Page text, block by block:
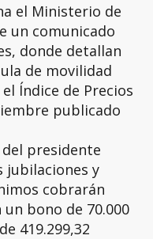
el Ministerio de
un comunicado
donde detallan
de movilidad
Índice de Precios
publicado
presidente
jubilaciones y
cobrarán
bono de 70.000
419.299,32